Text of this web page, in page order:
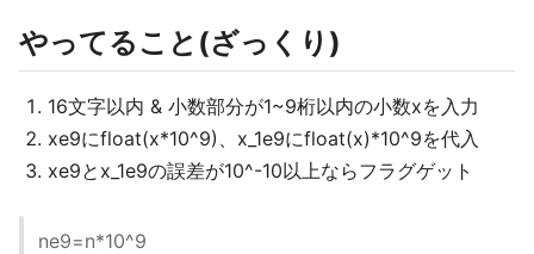
やってること(ざっくり)
16文字以内 & 小数部分が1~9桁以内の小数xを入力
xe9にfloat(x*10^9)、x_1e9にfloat(x)*10^9を代入
xe9とx_1e9の誤差が10^-10以上ならフラグゲット
ne9=n*10^9